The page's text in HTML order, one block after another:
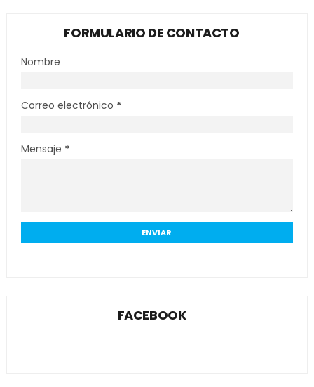
FORMULARIO DE CONTACTO
Nombre
Correo electrónico *
Mensaje *
FACEBOOK